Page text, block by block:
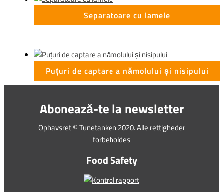
Separatoare cu lamele
Puțuri de captare a nămolului și nisipului
Abonează-te la newsletter
Ophavsret © Tunetanken 2020. Alle rettigheder
forbeholdes
Food Safety